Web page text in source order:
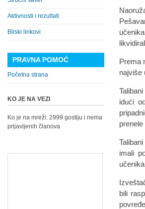
Prema
najviše
idući
imali
bili
Aktivnosti i rezultati
Bliski linkovi
PRAVNA POMOĆ
Početna strana
KO JE NA VEZI
Ko je na mreži: 2999 gostiju i nema
prijavljenih članova